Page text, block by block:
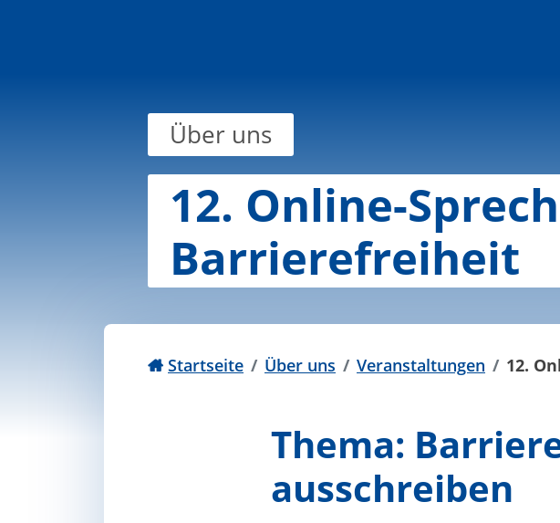
Über uns
12. Online-
Barrierefreiheit
Startseite Über uns Veranstaltungen 12.
Thema:
ausschreiben